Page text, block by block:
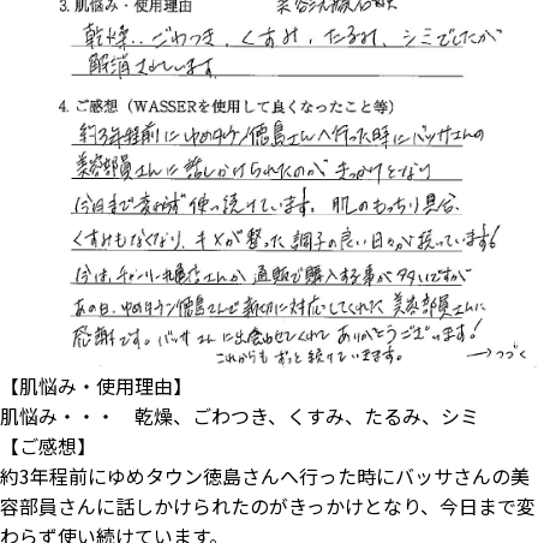
【肌悩み・使用理由】
肌悩み・・・ 乾燥、ごわつき、くすみ、たるみ、シミ
【ご感想】
約3年程前にゆめタウン徳島さんへ行った時にバッサさんの美
容部員さんに話しかけられたのがきっかけとなり、今日まで変
わらず使い続けています。